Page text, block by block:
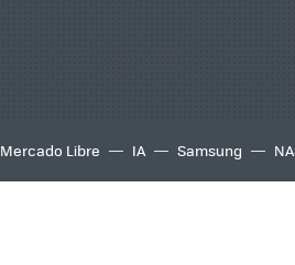
Mercado Libre IA Samsung